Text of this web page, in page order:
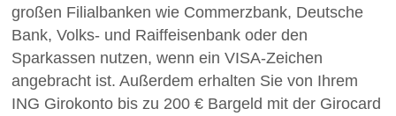
großen Filialbanken wie Commerzbank, Deutsche
Bank, Volks- und Raiffeisenbank oder den
Sparkassen nutzen, wenn ein VISA-Zeichen
angebracht ist. Außerdem erhalten Sie von Ihrem
ING Girokonto bis zu 200 € Bargeld mit der Girocard